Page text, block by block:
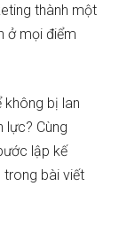
thành một
ở mọi điểm
không bị lan
lực? Cùng
lập kế
trong bài viết